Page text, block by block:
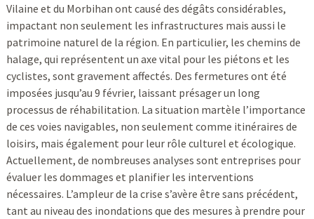
Vilaine et du Morbihan ont causé des dégâts considérables,
impactant non seulement les infrastructures mais aussi le
patrimoine naturel de la région. En particulier, les chemins de
halage, qui représentent un axe vital pour les piétons et les
cyclistes, sont gravement affectés. Des fermetures ont été
imposées jusqu’au 9 février, laissant présager un long
processus de réhabilitation. La situation martèle l’importance
de ces voies navigables, non seulement comme itinéraires de
loisirs, mais également pour leur rôle culturel et écologique.
Actuellement, de nombreuses analyses sont entreprises pour
évaluer les dommages et planifier les interventions
nécessaires. L’ampleur de la crise s’avère être sans précédent,
tant au niveau des inondations que des mesures à prendre pour